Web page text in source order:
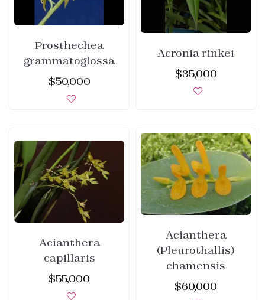
Prosthechea
grammatoglossa
$50,000
Acronia rinkei
$35,000
Acianthera
capillaris
$55,000
Acianthera
(Pleurothallis)
chamensis
$60,000